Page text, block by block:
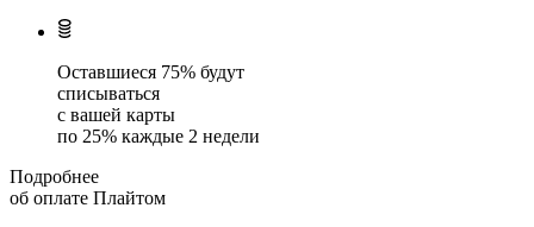
Оставшиеся 75% будут
списываться
с вашей карты
по 25% каждые 2 недели
Подробнее
об оплате Плайтом